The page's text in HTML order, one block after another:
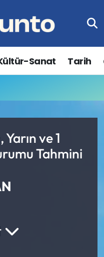
Sanat Tarih
ve 1
Tahmini